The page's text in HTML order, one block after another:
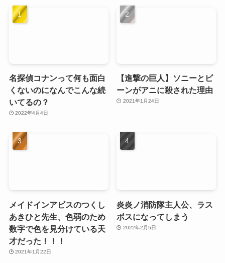
名探偵コナンって何も面白
くないのになんでこんな続
いてるの？
2022年4月4日
【進撃の巨人】ソニーとビ
ーンがアニに殺された理由
2021年1月24日
メイドインアビスのつくし
あきひと先生、色弱のため
数字で色を見分けている天
才だった！！！
2021年1月22日
炎炎ノ消防隊主人公、ラス
ボスになってしまう
2022年2月5日